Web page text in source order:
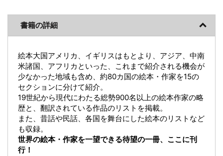
書籍の詳細
絵本大国アメリカ、イギリスはもとより、アジア、中南
米諸国、アフリカといった、これまで紹介される機会が
少なかった地域も含め、約80カ国の絵本・作家を15の
セクションに分けて紹介。
19世紀から現代にわたる総勢900名以上の絵本作家の略
歴と、翻訳されている作品のリストを掲載。
また、昔話や民話、各国を舞台にした絵本のリストなど
も収録。
世界の絵本・作家を一望できる待望の一冊、ここに刊
行！